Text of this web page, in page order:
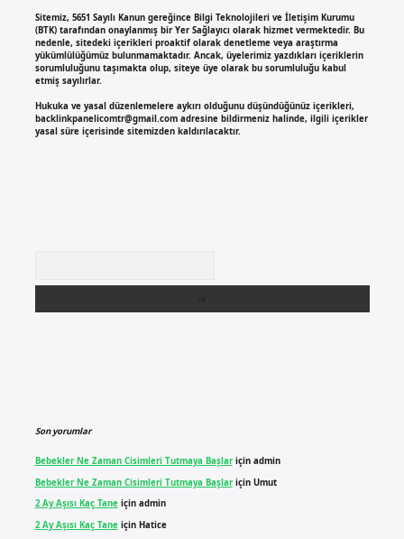
Sitemiz, 5651 Sayılı Kanun gereğince Bilgi Teknolojileri ve İletişim Kurumu
(BTK) tarafından onaylanmış bir Yer Sağlayıcı olarak hizmet vermektedir. Bu
nedenle, sitedeki içerikleri proaktif olarak denetleme veya araştırma
yükümlülüğümüz bulunmamaktadır. Ancak, üyelerimiz yazdıkları içeriklerin
sorumluluğunu taşımakta olup, siteye üye olarak bu sorumluluğu kabul
etmiş sayılırlar.
Hukuka ve yasal düzenlemelere aykırı olduğunu düşündüğünüz içerikleri,
backlinkpanelicomtr@gmail.comadresine bildirmeniz halinde, ilgili içerikler
yasal süre içerisinde sitemizden kaldırılacaktır.
Son yorumlar
Bebekler Ne Zaman Cisimleri Tutmaya Başlariçin admin
Bebekler Ne Zaman Cisimleri Tutmaya Başlariçin Umut
2 Ay Aşısı Kaç Taneiçin admin
2 Ay Aşısı Kaç Taneiçin Hatice